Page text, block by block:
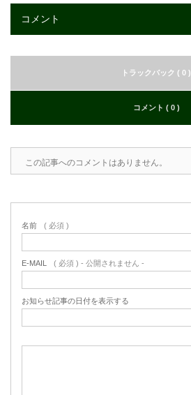
コメント
トラックバック ( 0 )
コメント ( 0 )
この記事へのコメントはありません。
名前 ( 必須 )
E-MAIL ( 必須 ) - 公開されません -
お知らせ記事の日付を表示する